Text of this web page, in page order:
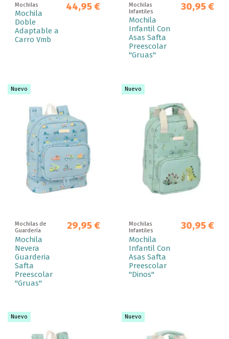
Mochilas
Mochila
Doble
Adaptable a
Carro Vmb
44,95 €
Mochilas
Infantiles
Mochila
Infantil Con
Asas Safta
Preescolar
"Gruas"
30,95 €
Nuevo
Mochilas de
Guardería
Mochila
Nevera
Guarderia
Safta
Preescolar
"Gruas"
29,95 €
Nuevo
Mochilas
Infantiles
Mochila
Infantil Con
Asas Safta
Preescolar
"Dinos"
30,95 €
Nuevo Nuevo